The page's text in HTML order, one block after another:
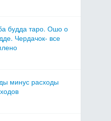
будда таро. Ошо о
Чердачок- все
минус расходы